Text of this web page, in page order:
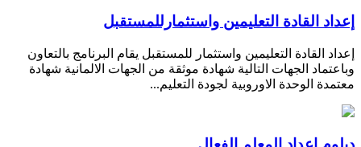
إعداد القادة التعليمين واستثمارللمستقبل
إعداد القادة التعليمين واستثمار للمستقبل يقام البرنامج بالتعاون
وباعتماد الجهات التالية شهادة موثقة من الجهات الالمانية شهادة
معتمدة الوحدة الاوروبية لجودة التعليم...